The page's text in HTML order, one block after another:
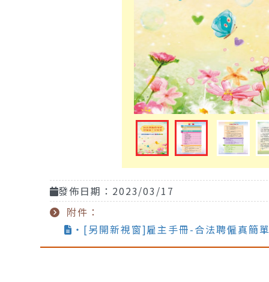
發佈日期：2023/03/17
附件：
‧[另開新視窗]雇主手冊-合法聘僱真簡